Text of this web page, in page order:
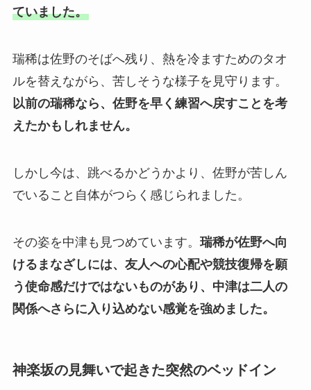
ていました。
瑞稀は佐野のそばへ残り、熱を冷ますためのタオ
ルを替えながら、苦しそうな様子を見守ります。
以前の瑞稀なら、佐野を早く練習へ戻すことを考
えたかもしれません。
しかし今は、跳べるかどうかより、佐野が苦しん
でいること自体がつらく感じられました。
その姿を中津も見つめています。 瑞稀が佐野へ向
けるまなざしには、友人への心配や競技復帰を願
う使命感だけではないものがあり、中津は二人の
関係へさらに入り込めない感覚を強めました。
神楽坂の見舞いで起きた突然のベッドイン